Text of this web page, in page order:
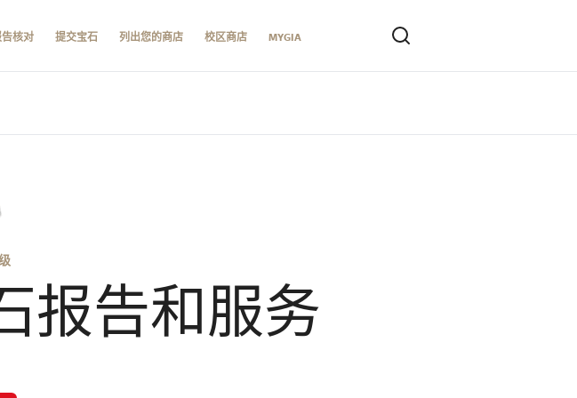
核对 提交宝石 列出您的商店 校区商店 MYGIA
报告和服务